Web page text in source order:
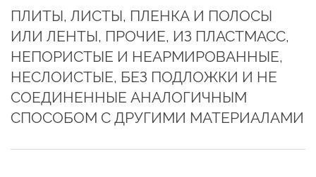
ПЛИТЫ, ЛИСТЫ, ПЛЕНКА И ПОЛОСЫ
ИЛИ ЛЕНТЫ, ПРОЧИЕ, ИЗ ПЛАСТМАСС,
НЕПОРИСТЫЕ И НЕАРМИРОВАННЫЕ,
НЕСЛОИСТЫЕ, БЕЗ ПОДЛОЖКИ И НЕ
СОЕДИНЕННЫЕ АНАЛОГИЧНЫМ
СПОСОБОМ С ДРУГИМИ МАТЕРИАЛАМИ